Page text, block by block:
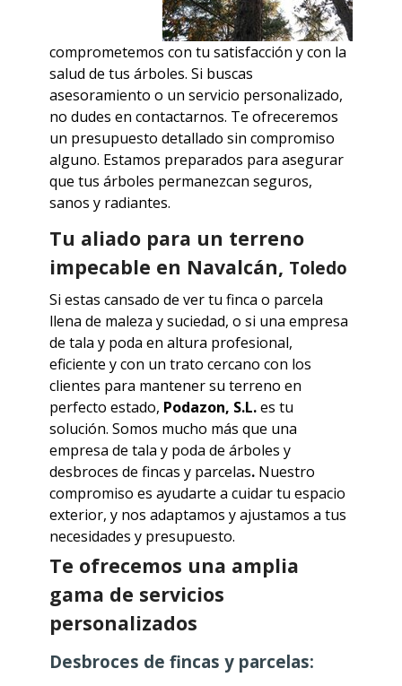
comprometemos con tu satisfacción y con la
salud de tus árboles. Si buscas
asesoramiento o un servicio personalizado,
no dudes en contactarnos. Te ofreceremos
un presupuesto detallado sin compromiso
alguno. Estamos preparados para asegurar
que tus árboles permanezcan seguros,
sanos y radiantes.
Tu aliado para un terreno
impecable en Navalcán, Toledo
Si estas cansado de ver tu finca o parcela
llena de maleza y suciedad, o si una empresa
de tala y poda en altura profesional,
eficiente y con un trato cercano con los
clientes para mantener su terreno en
perfecto estado, Podazon, S.L.es tu
solución. Somos mucho más que una
empresa de tala y poda de árboles y
desbroces de fincas y parcelas. Nuestro
compromiso es ayudarte a cuidar tu espacio
exterior, y nos adaptamos y ajustamos a tus
necesidades y presupuesto.
Te ofrecemos una amplia
gama de servicios
personalizados
Desbroces de fincas y parcelas: